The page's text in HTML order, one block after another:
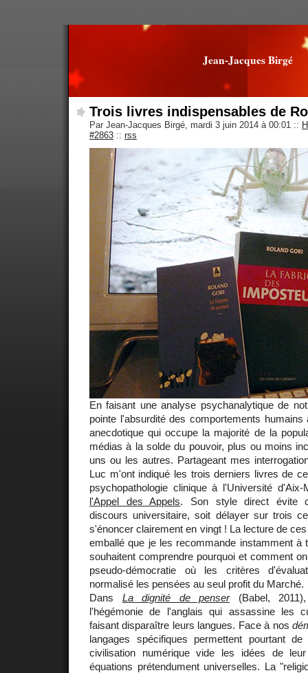
Jean-Jacques Birgé
Trois livres indispensables de
Par Jean-Jacques Birgé, mardi 3 juin 2014 à 00:01 ::
#2863 :: rss
En faisant une analyse psychanalytique de
pointe l'absurdité des comportements humains
anecdotique qui occupe la majorité de la
médias à la solde du pouvoir, plus ou moins
uns ou les autres. Partageant mes
Luc m'ont indiqué les trois derniers livres de
psychopathologie clinique à l'Université
l'Appel des Appels. Son style direct évite
discours universitaire, soit délayer sur trois
s'énoncer clairement en vingt ! La lecture de
emballé que je les recommande instamment à
souhaitent comprendre pourquoi et comment
pseudo-démocratie où les critères
normalisé les pensées au seul profit du Marché.
Dans La dignité de penser(Babel,
l'hégémonie de l'anglais qui assassine les
faisant disparaître leurs langues. Face à nos
langages spécifiques permettent pourtant
civilisation numérique vide les idées de
équations prétendument universelles. La